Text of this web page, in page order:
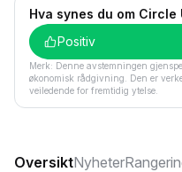
Hva synes du om Circle
Positiv
Merk: Denne avstemningen
økonomisk rådgivning. Den er
veiledende for fremtidig ytelse.
OversiktNyheter